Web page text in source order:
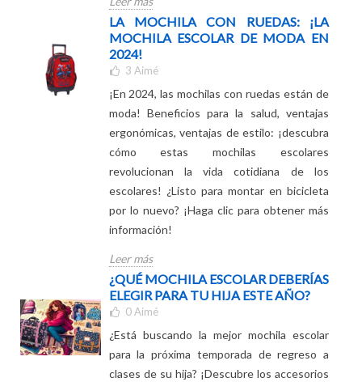
inteligentes en la tienda de juguetes!
Leer más
LA MOCHILA CON RUEDAS: ¡LA
MOCHILA ESCOLAR DE MODA EN
2024!
3Aimé
¡En 2024, las mochilas con ruedas están de
moda! Beneficios para la salud, ventajas
ergonómicas, ventajas de estilo: ¡descubra
cómo estas mochilas escolares
revolucionan la vida cotidiana de los
escolares! ¿Listo para montar en bicicleta
por lo nuevo? ¡Haga clic para obtener más
información!
Leer más
¿QUÉ MOCHILA ESCOLAR DEBERÍAS
ELEGIR PARA TU HIJA ESTE AÑO?
0 Aimé
¿Está buscando la mejor mochila escolar